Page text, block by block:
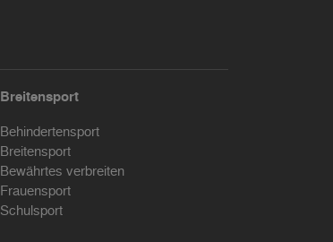
Breitensport
Behindertensport
Breitensport
Bewährtes verbreiten
Frauensport
Schulsport